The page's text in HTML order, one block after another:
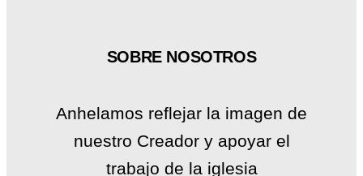
SOBRE NOSOTROS
Anhelamos reflejar la imagen de
nuestro Creador y apoyar el
trabajo de la iglesia